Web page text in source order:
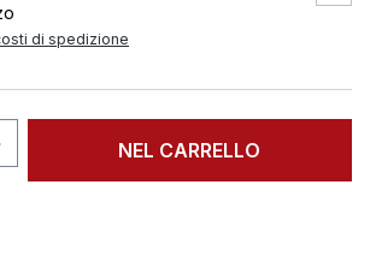
di spedizione
prodotto: inserisci la
NEL CARRELLO